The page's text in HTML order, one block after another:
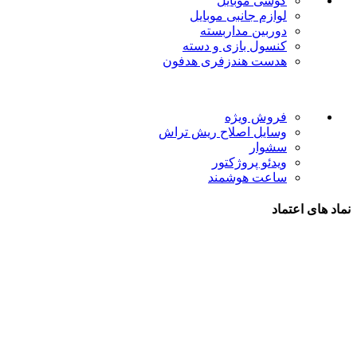
لوازم جانبی موبایل
دوربین مداربسته
کنسول بازی و دسته
هدست هندزفری هدفون
فروش ویژه
وسایل اصلاح ریش تراش
سشوار
ویدئو پروژکتور
ساعت هوشمند
نماد های اعتماد